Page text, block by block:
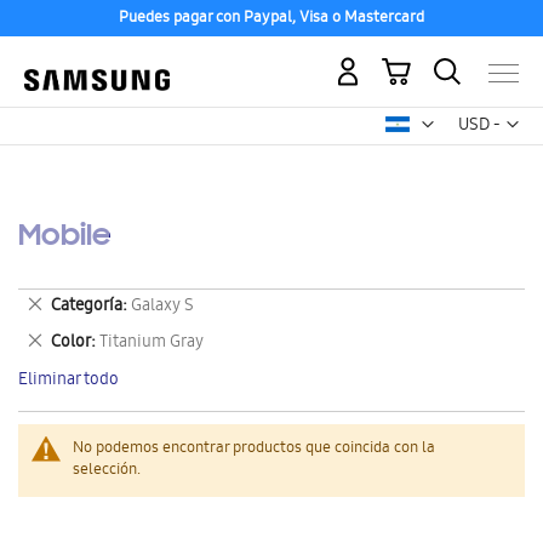
Puedes pagar con Paypal, Visa o Mastercard
USD -
dólar
Mi carrito
Mobile
No podemos encontrar productos que coincida con la
selección.
Categoría Galaxy S
Eliminar
este
artículo
Color Titanium Gray
Eliminar
este
artículo
Eliminar todo